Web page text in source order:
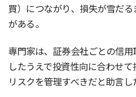
買）につながり、損失が雪だ
がある。
専門家は、証券会社ごとの信
したうえで投資性向に合わせ
リスクを管理すべきだと助言し